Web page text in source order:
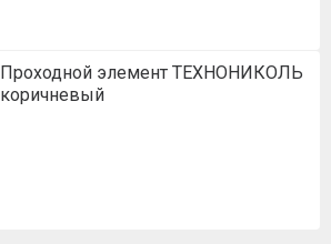
Проходной элемент ТЕХНОНИКОЛЬ
коричневый